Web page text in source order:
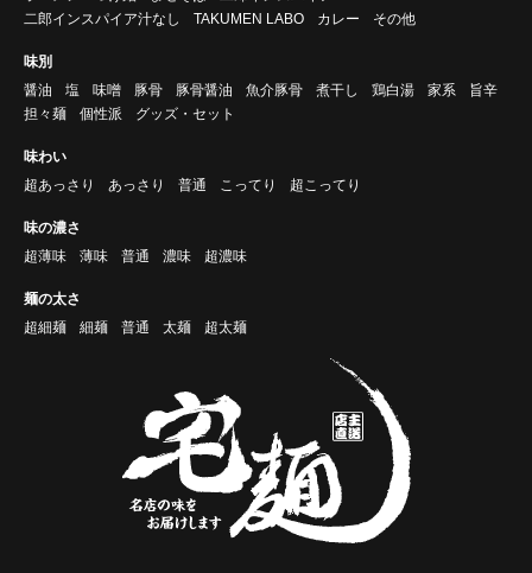
二郎インスパイア汁なし
TAKUMEN LABO カレー その他
味別
醤油
塩 味噌 豚骨 豚骨醤油 魚介豚骨 煮干し 鶏白湯 家系
旨辛
担々麺
個性派 グッズ・セット
味わい
超あっさり
あっさり 普通 こってり 超こってり
味の濃さ
超薄味
薄味 普通 濃味 超濃味
麺の太さ
超細麺
細麺 普通 太麺 超太麺